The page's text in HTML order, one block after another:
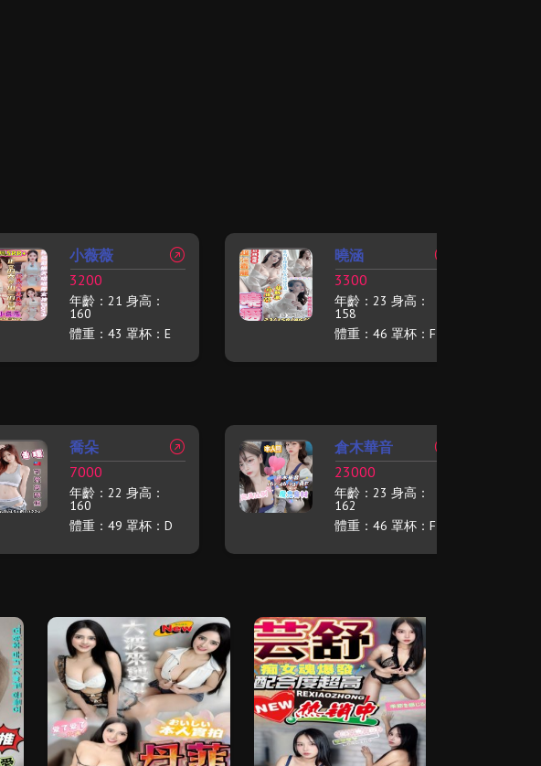
小薇薇
3200
年齡：21 身高：
160
體重：43 罩杯：E
曉涵
3300
年齡：23 身高：
158
體重：46 罩杯：F
喬朵
7000
年齡：22 身高：
160
體重：49 罩杯：D
倉木華音
23000
年齡：23 身高：
162
體重：46 罩杯：F